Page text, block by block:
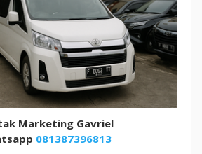
Marketing Gavriel
081387396813